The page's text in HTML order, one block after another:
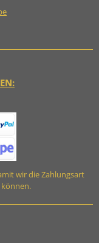
wir die Zahlungsart
können.